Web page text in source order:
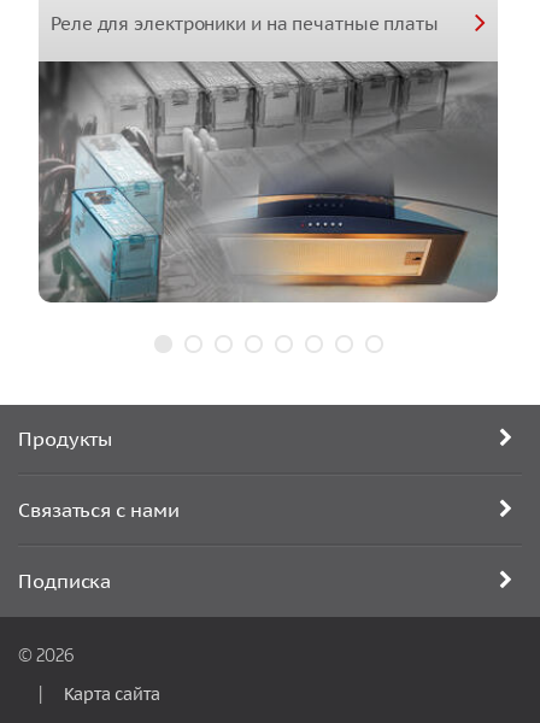
Реле для электроники и на печатные платы
Продукты
Связаться с нами
Подписка
© 2026
Карта сайта